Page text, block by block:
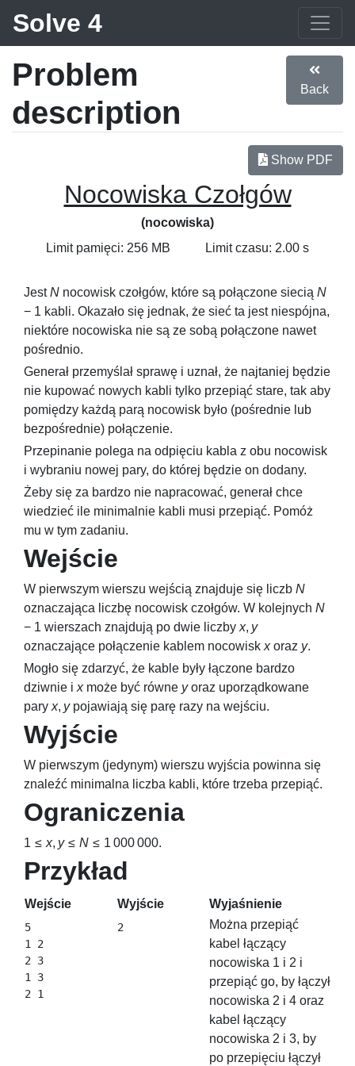
Solve 4
Problem
description
Back
Show PDF
Nocowiska Czołgów
(nocowiska)
Limit pamięci: 256 MB
Limit czasu: 2.00 s
JestN nocowisk czołgów, które są połączone siecią N
− 1 kabli. Okazało się jednak, że sieć ta jest niespójna,
niektóre nocowiska nie są ze sobą połączone nawet
pośrednio.
Generał przemyślał sprawę i uznał, że najtaniej będzie
nie kupować nowych kabli tylko przepiąć stare, tak aby
pomiędzy każdą parą nocowisk było (pośrednie lub
bezpośrednie) połączenie.
Przepinanie polega na odpięciu kabla z obu nocowisk
i wybraniu nowej pary, do której będzie on dodany.
Żeby się za bardzo nie napracować, generał chce
wiedzieć ile minimalnie kabli musi przepiąć. Pomóż
mu w tym zadaniu.
Wejście
W pierwszym wierszu wejścią znajduje się liczb N
oznaczająca liczbę nocowisk czołgów. W kolejnych N
− 1 wierszach znajdują po dwie liczby x, y
oznaczające połączenie kablem nocowisk xoraz y.
Mogło się zdarzyć, że kable były łączone bardzo
dziwnie i xmoże być równe yoraz uporządkowane
pary x, ypojawiają się parę razy na wejściu.
Wyjście
W pierwszym (jedynym) wierszu wyjścia powinna się
znaleźć minimalna liczba kabli, które trzeba przepiąć.
Ograniczenia
1 ≤ x, y≤ N ≤ 1 000 000.
Przykład
Wejście Wyjście Wyjaśnienie
5
1 2
2 3
1 3
2 1
2
Można przepiąć
kabel łączący
nocowiska 1 i 2 i
przepiąć go, by łączył
nocowiska 2 i 4 oraz
kabel łączący
nocowiska 2 i 3, by
po przepięciu łączył